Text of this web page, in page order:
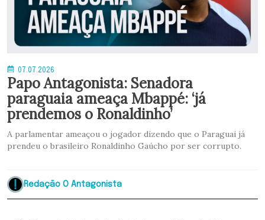
07.07.2026
Papo Antagonista: Senadora
paraguaia ameaça Mbappé: ‘já
prendemos o Ronaldinho’
A parlamentar ameaçou o jogador dizendo que o Paraguai já
prendeu o brasileiro Ronaldinho Gaúcho por ser corrupto.
Redação O Antagonista